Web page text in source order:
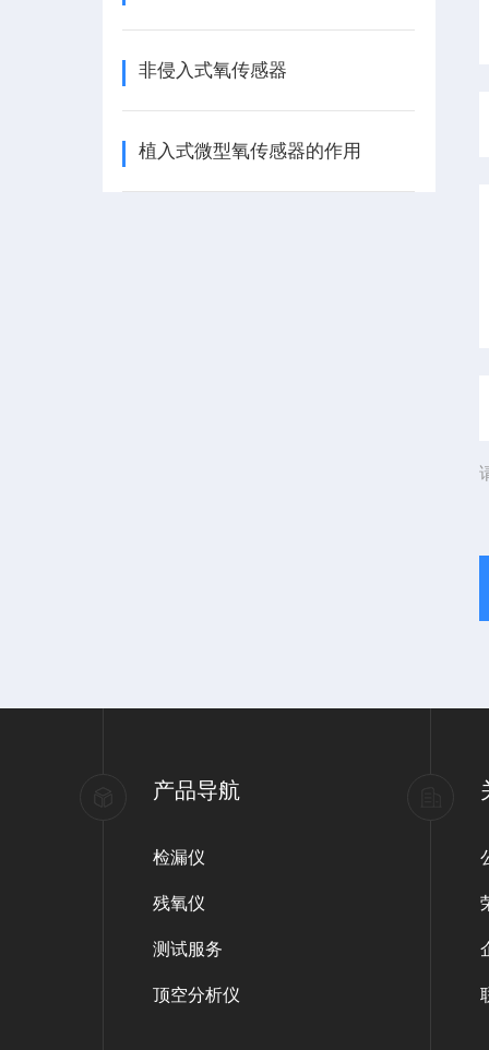
非侵入式氧传感器
植入式微型氧传感器的作用
产品导航
检漏仪
残氧仪
测试服务
顶空分析仪